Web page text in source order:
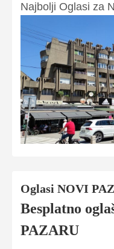
Najbolji Oglasi za
Oglasi NOVI
Besplatno
PAZARU